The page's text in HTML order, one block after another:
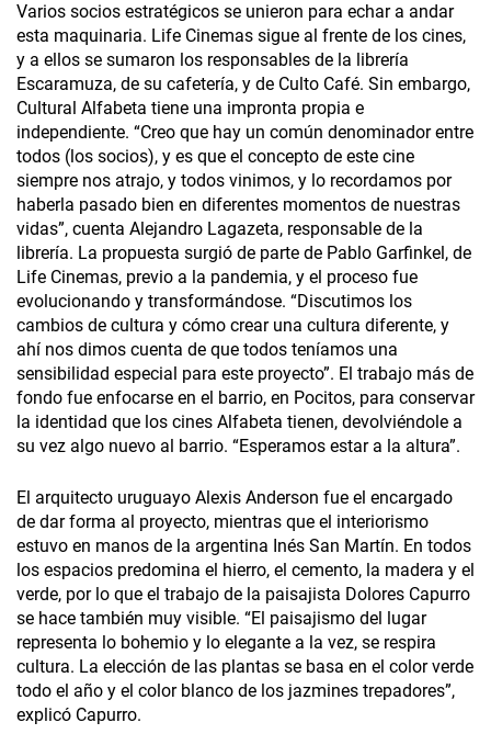
Varios socios estratégicos se unieron para echar a andar
esta maquinaria. Life Cinemas sigue al frente de los cines,
y a ellos se sumaron los responsables de la librería
Escaramuza, de su cafetería, y de Culto Café. Sin embargo,
Cultural Alfabeta tiene una impronta propia e
independiente. “Creo que hay un común denominador entre
todos (los socios), y es que el concepto de este cine
siempre nos atrajo, y todos vinimos, y lo recordamos por
haberla pasado bien en diferentes momentos de nuestras
vidas”, cuenta Alejandro Lagazeta, responsable de la
librería. La propuesta surgió de parte de Pablo Garfinkel, de
Life Cinemas, previo a la pandemia, y el proceso fue
evolucionando y transformándose. “Discutimos los
cambios de cultura y cómo crear una cultura diferente, y
ahí nos dimos cuenta de que todos teníamos una
sensibilidad especial para este proyecto”. El trabajo más de
fondo fue enfocarse en el barrio, en Pocitos, para conservar
la identidad que los cines Alfabeta tienen, devolviéndole a
su vez algo nuevo al barrio. “Esperamos estar a la altura”.
El arquitecto uruguayo Alexis Anderson fue el encargado
de dar forma al proyecto, mientras que el interiorismo
estuvo en manos de la argentina Inés San Martín. En todos
los espacios predomina el hierro, el cemento, la madera y el
verde, por lo que el trabajo de la paisajista Dolores Capurro
se hace también muy visible. “El paisajismo del lugar
representa lo bohemio y lo elegante a la vez, se respira
cultura. La elección de las plantas se basa en el color verde
todo el año y el color blanco de los jazmines trepadores”,
explicó Capurro.